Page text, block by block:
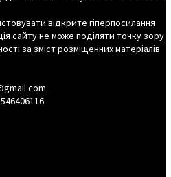
відкрите гіперпосилання
сайту не може поділяти точку зору
за зміст розміщенних матеріалів